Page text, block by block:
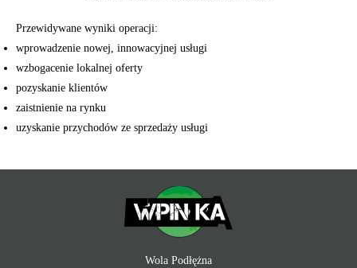
Przewidywane wyniki operacji:
wprowadzenie nowej, innowacyjnej usługi
wzbogacenie lokalnej oferty
pozyskanie klientów
zaistnienie na rynku
uzyskanie przychodów ze sprzedaży usługi
Wola Podłężna